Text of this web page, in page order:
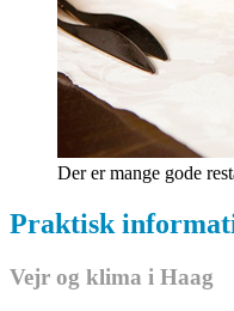
Der er mange gode
Praktisk
Vejr og klima i Haag